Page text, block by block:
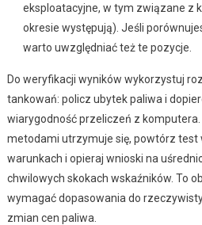
eksploatacyjne, w tym związane z
okresie występują). Jeśli
warto uwzględniać też te pozycje.
Do weryfikacji wyników wykorzystuj
tankowań: policz ubytek paliwa i
wiarygodność przeliczeń z komputera.
metodami utrzymuje się, powtórz test
warunkach i opieraj wnioski na
chwilowych skokach wskaźników. To
wymagać dopasowania do
zmian cen paliwa.